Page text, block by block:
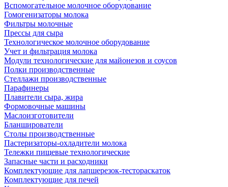
Вспомогательное молочное оборудование
Гомогенизаторы молока
Фильтры молочные
Прессы для сыра
Технологическое молочное оборудование
Учет и фильтрация молока
Модули технологические для майонезов и соусов
Полки производственные
Стеллажи производственные
Парафинеры
Плавители сыра, жира
Формовочные машины
Маслоизготовители
Бланширователи
Столы производственные
Пастеризаторы-охладители молока
Тележки пищевые технологические
Запасные части и расходники
Комплектующие для лапшерезок-тестораскаток
Комплектующие для печей